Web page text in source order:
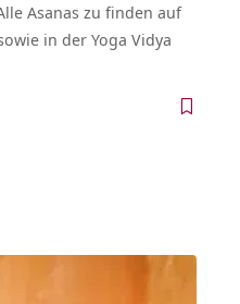
Asanas zu finden auf
in der Yoga Vidya